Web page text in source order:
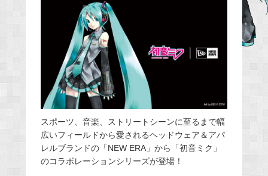
c
e
b
o
o
k
スポーツ、音楽、ストリートシーンに至るまで幅
広いフィールドから愛されるヘッドウェア＆アパ
レルブランドの「NEW ERA」から「初音ミク」
のコラボレーションシリーズが登場！